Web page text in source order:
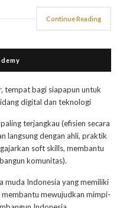
Continue Reading
tempat bagi siapapun untuk
digital dan teknologi
terjangkau (efisien secara
langsung dengan ahli, praktik
soft skills, membantu
komunitas).
muda Indonesia yang memiliki
mewujudkan mimpi-